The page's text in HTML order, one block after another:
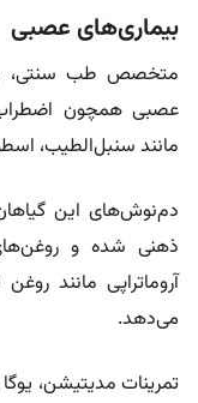
بیماری‌های عصبی
متخصص طب سنتی،
عصبی همچون
مانند سنبل‌الطیب،
دم‌نوش‌های این
ذهنی شده و
آروماتراپی مانند
می‌دهد.
تمرینات مدیتیشن،